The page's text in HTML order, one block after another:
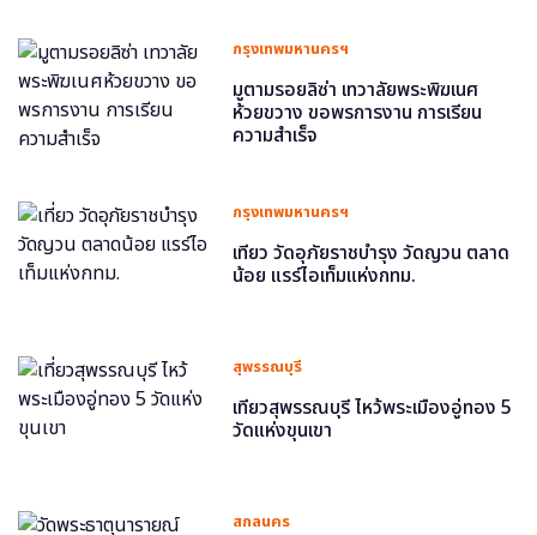
กรุงเทพมหานครฯ
มูตามรอยลิซ่า เทวาลัยพระพิฆเนศ
ห้วยขวาง ขอพรการงาน การเรียน
ความสำเร็จ
กรุงเทพมหานครฯ
เที่ยว วัดอุภัยราชบำรุง วัดญวน ตลาด
น้อย แรร์ไอเท็มแห่งกทม.
สุพรรณบุรี
เที่ยวสุพรรณบุรี ไหว้พระเมืองอู่ทอง 5
วัดแห่งขุนเขา
สกลนคร